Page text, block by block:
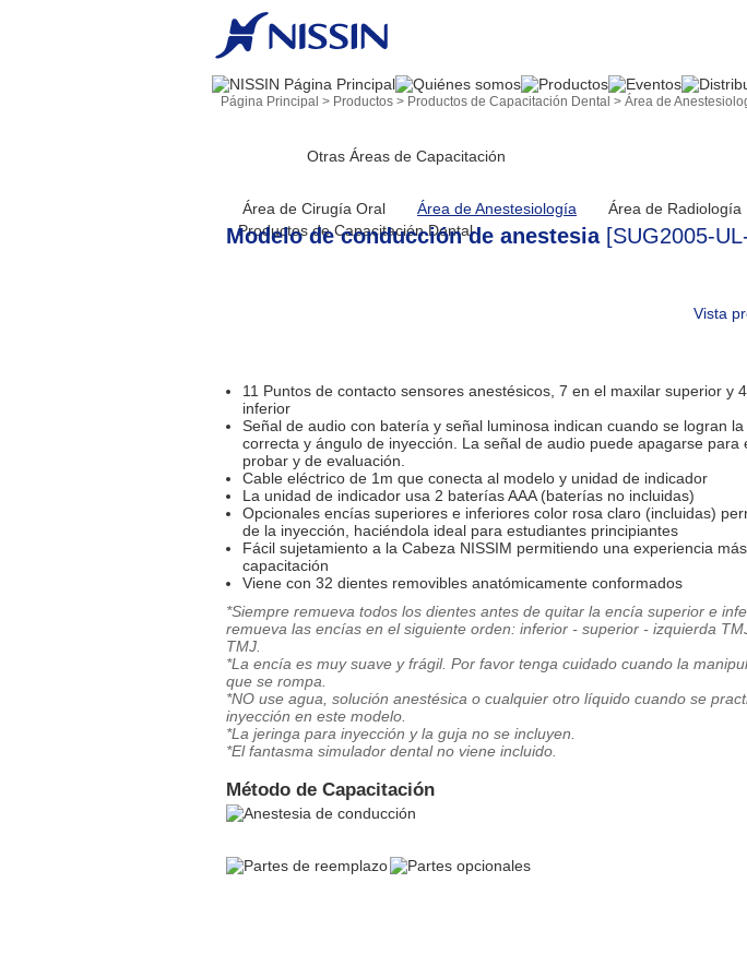
Página Principal > Productos > Productos de Capacitación Dental > Área de
Modelo de conducción de anestesia [SUG2005-
Otras Áreas de Capacitación
Productos de Capacitación Dental
Área de Cirugía Oral Área de Anestesiología Área de Radiología
Vista
11 Puntos de contacto sensores anestésicos, 7 en el maxilar superior y
inferior
Señal de audio con batería y señal luminosa indican cuando se logran la
correcta y ángulo de inyección. La señal de audio puede apagarse para
probar y de evaluación.
Cable eléctrico de 1m que conecta al modelo y unidad de indicador
La unidad de indicador usa 2 baterías AAA (baterías no incluidas)
Opcionales encías superiores e inferiores color rosa claro (incluidas)
de la inyección, haciéndola ideal para estudiantes principiantes
Fácil sujetamiento a la Cabeza NISSIM permitiendo una experiencia
capacitación
Viene con 32 dientes removibles anatómicamente conformados
*Siempre remueva todos los dientes antes de quitar la encía superior e
remueva las encías en el siguiente orden: inferior - superior - izquierda
TMJ.
*La encía es muy suave y frágil. Por favor tenga cuidado cuando la
que se rompa.
*NO use agua, solución anestésica o cualquier otro líquido cuando se
inyección en este modelo.
*La jeringa para inyección y la guja no se incluyen.
*El fantasma simulador dental no viene incluido.
Método de Capacitación